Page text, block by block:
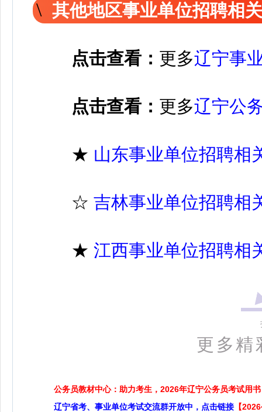
其他地区事业单位招聘相
点击查看： 更多辽宁事
点击查看： 更多辽宁公
★ 山东事业单位招聘相
☆ 吉林事业单位招聘相
★ 江西事业单位招聘相
更多精
公务员教材中心：助力考生，2026年辽宁公务员考试用书
辽宁省考、事业单位考试交流群开放中，点击链接 【